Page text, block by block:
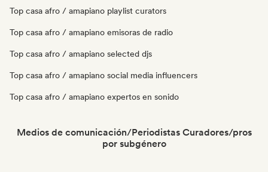
Top casa afro / amapiano playlist curators
Top casa afro / amapiano emisoras de radio
Top casa afro / amapiano selected djs
Top casa afro / amapiano social media influencers
Top casa afro / amapiano expertos en sonido
Medios de comunicación/Periodistas Curadores/pros
por subgénero